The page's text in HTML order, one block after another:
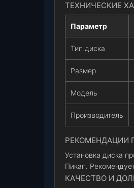
ТЕХНИЧЕСКИЕ
Параметр
Тип диска
Размер
Модель
Производитель
РЕКОМЕНДАЦИИ
Установка диска
Пикап.
КАЧЕСТВО И